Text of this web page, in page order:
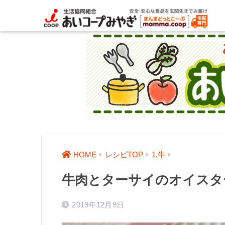
HOME レシピTOP 1.牛
牛肉とターサイのオイス
2019年12月9日